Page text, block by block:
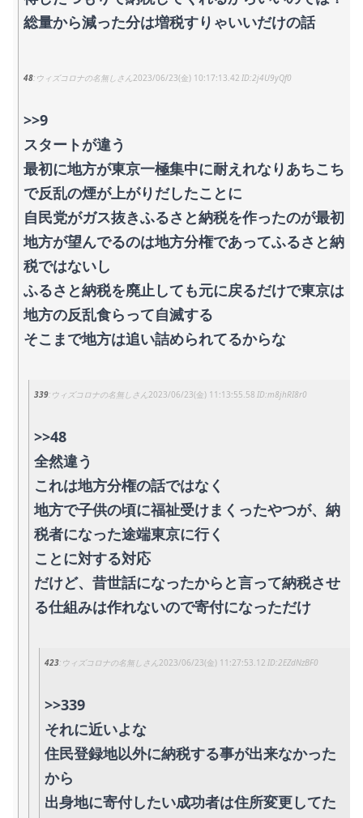
総量から減った分は増税すりゃいいだけの話
48 ウィズコロナの名無しさん 2023/06/23(金) 10:17:13.42 2j4U9yQf0
>>9
スタートが違う
最初に地方が東京一極集中に耐えれなりあちこち
で反乱の煙が上がりだしたことに
自民党がガス抜きふるさと納税を作ったのが最初
地方が望んでるのは地方分権であってふるさと納
税ではないし
ふるさと納税を廃止しても元に戻るだけで東京は
地方の反乱食らって自滅する
そこまで地方は追い詰められてるからな
339 ウィズコロナの名無しさん 2023/06/23(金) 11:13:55.58 m8jhRI8r0
>>48
全然違う
これは地方分権の話ではなく
地方で子供の頃に福祉受けまくったやつが、納
税者になった途端東京に行く
ことに対する対応
だけど、昔世話になったからと言って納税させ
る仕組みは作れないので寄付になっただけ
423 ウィズコロナの名無しさん 2023/06/23(金) 11:27:53.12 2EZdNzBF0
>>339
それに近いよな
住民登録地以外に納税する事が出来なかった
から
出身地に寄付したい成功者は住所変更してた